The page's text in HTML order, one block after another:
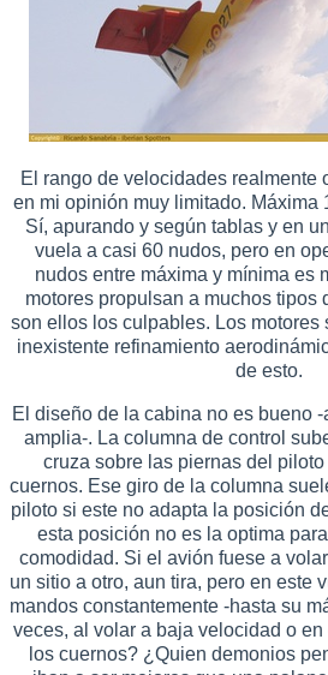
El rango de velocidades realmente
en mi opinión muy limitado. Máxima
Sí, apurando y según tablas y en
vuela a casi 60 nudos, pero en
nudos entre máxima y mínima es
motores propulsan a muchos tipos
son ellos los culpables. Los motores
inexistente refinamiento
de esto.
El diseño de la cabina no es bueno
amplia-. La columna de control
cruza sobre las piernas del
cuernos. Ese giro de la columna
piloto si este no adapta la posición
esta posición no es la optima
comodidad. Si el avión fuese a
un sitio a otro, aun tira, pero en este
mandos constantemente -hasta su
veces, al volar a baja velocidad o
los cuernos? ¿Quien demonios